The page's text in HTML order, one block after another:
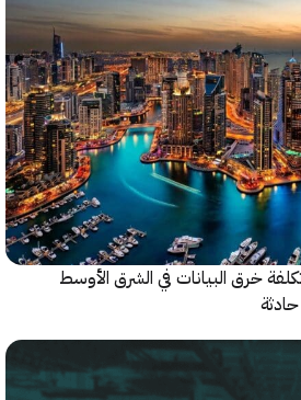
البيانات في الشرق الأوسط